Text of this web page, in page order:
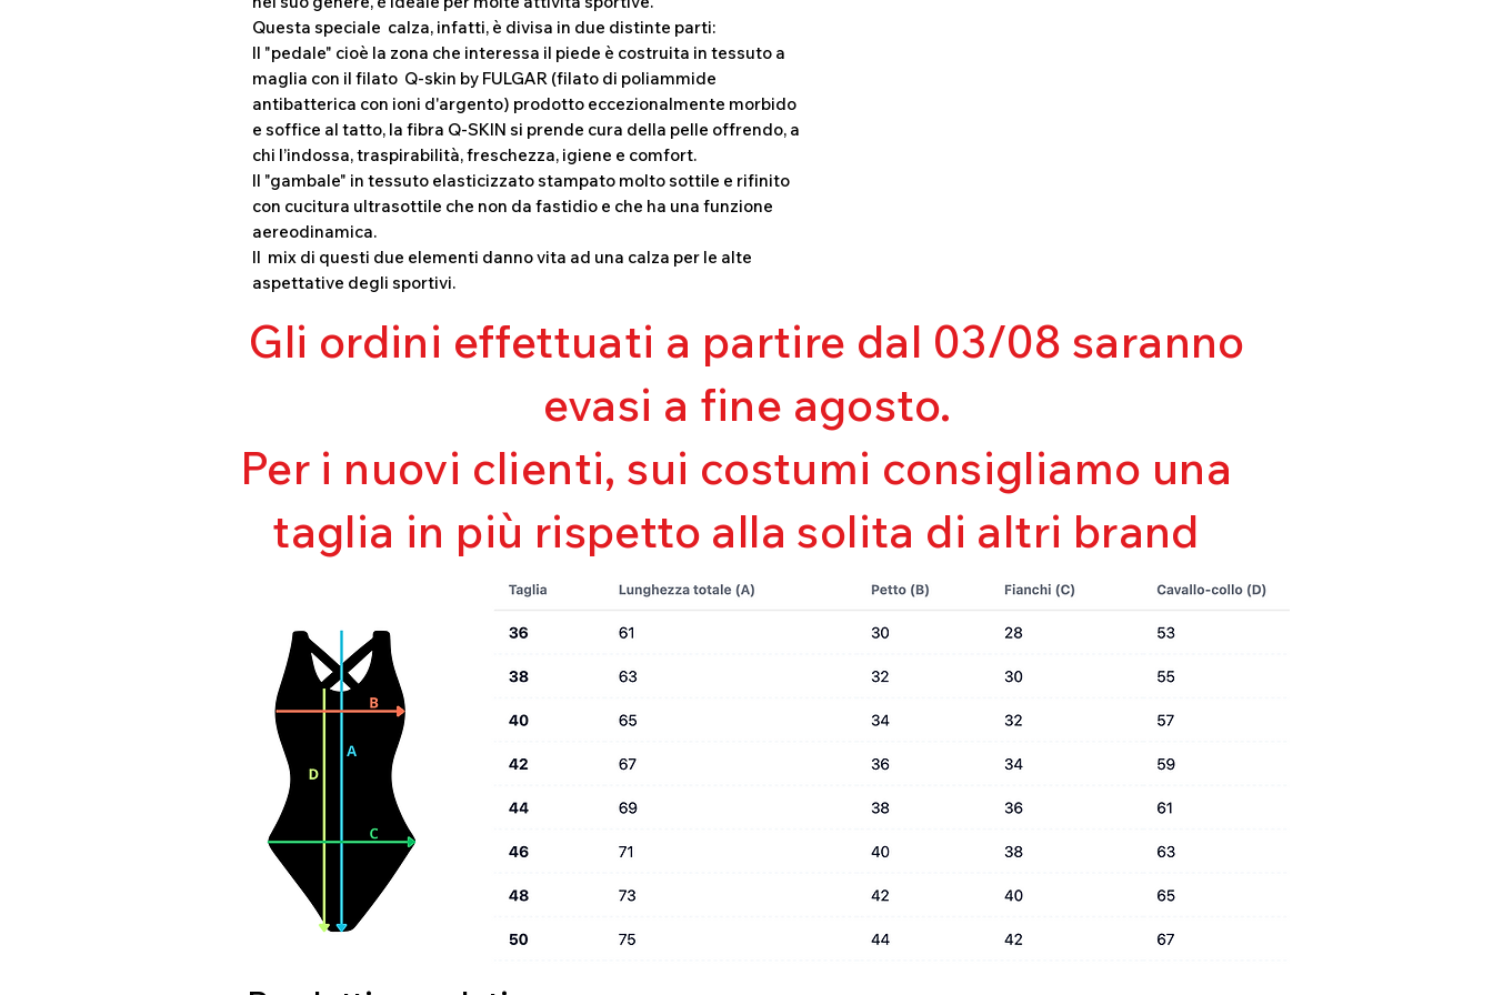
Questa speciale calza, infatti, è divisa in due distinte parti:
Il "pedale" cioè la zona che interessa il piede è costruita in tessuto a
maglia con il filato Q-skin by FULGAR (filato di poliammide
antibatterica con ioni d'argento) prodotto eccezionalmente morbido
e soffice al tatto, la fibra Q-SKIN si prende cura della pelle offrendo, a
chi l’indossa, traspirabilità, freschezza, igiene e comfort.
Il "gambale" in tessuto elasticizzato stampato molto sottile e rifinito
con cucitura ultrasottile che non da fastidio e che ha una funzione
aereodinamica.
Il mix di questi due elementi danno vita ad una calza per le alte
aspettative degli sportivi.
Gli ordini effettuati a partire dal 03/08 saranno
evasi a fine agosto.
Per i nuovi clienti, sui costumi consigliamo una
taglia in più rispetto alla solita di altri brand